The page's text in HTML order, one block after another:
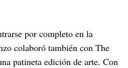
por completo en la
colaboró también con The
patineta edición de arte. Con